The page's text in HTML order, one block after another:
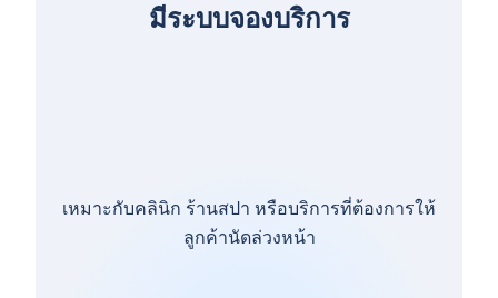
มีระบบจองบริการ
เหมาะกับคลินิก ร้านสปา หรือบริการที่ต้องการให้
ลูกค้านัดล่วงหน้า